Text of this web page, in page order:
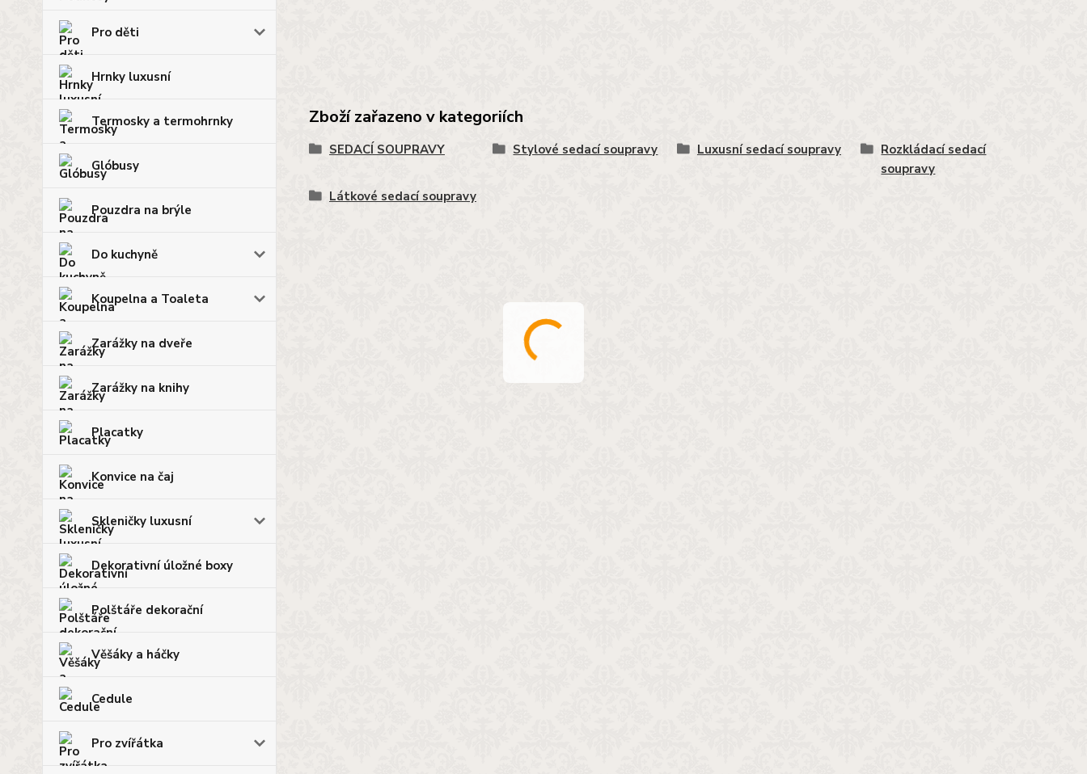
Pro děti
Hrnky luxusní
Termosky a termohrnky
Glóbusy
Pouzdra na brýle
Do kuchyně
Koupelna a Toaleta
Zarážky na dveře
Zarážky na knihy
Placatky
Konvice na čaj
Skleničky luxusní
Dekorativní úložné boxy
Polštáře dekorační
Věšáky a háčky
Cedule
Pro zvířátka
Zboží zařazeno v kategoriích
SEDACÍ SOUPRAVY Stylové sedací soupravy Luxusní sedací soupravy
Rozkládací sedací
soupravy
Látkové sedací soupravy